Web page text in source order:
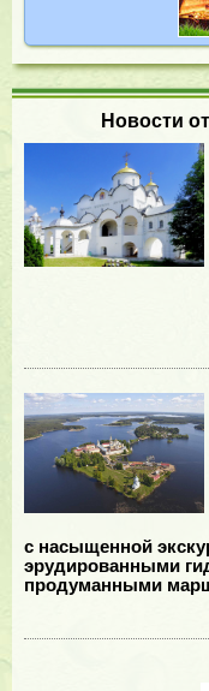
Новости
с насыщенной
эрудированными
продуманными